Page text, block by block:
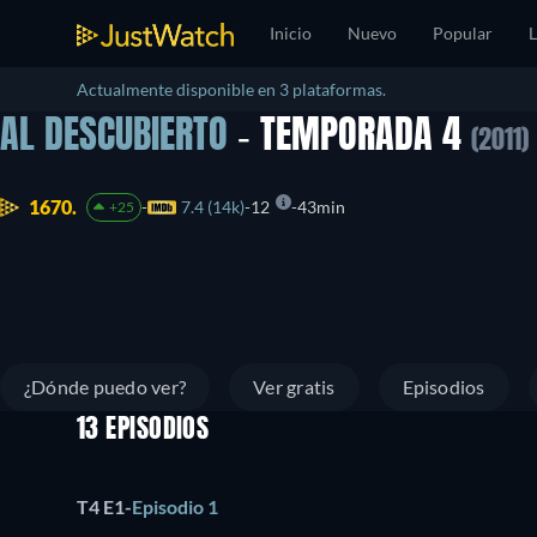
Inicio Nuevo Popular
Actualmente disponible en 3 plataformas.
AL DESCUBIERTO - TEMPORADA 4 (2011)
1670. +25 7.4 (14k) 12 43min
¿Dónde puedo ver? Ver gratis Episodios
13 EPISODIOS
T4 E1-Episodio 1